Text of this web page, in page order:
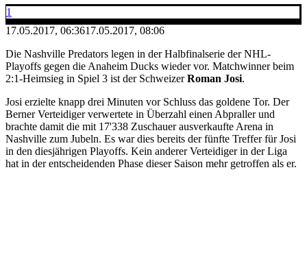
1
17.05.2017, 06:3617.05.2017, 08:06
Die Nashville Predators legen in der Halbfinalserie der NHL-
Playoffs gegen die Anaheim Ducks wieder vor. Matchwinner beim
2:1-Heimsieg in Spiel 3 ist der SchweizerRoman Josi.
Josi erzielte knapp drei Minuten vor Schluss das goldene Tor. Der
Berner Verteidiger verwertete in Überzahl einen Abpraller und
brachte damit die mit 17'338 Zuschauer ausverkaufte Arena in
Nashville zum Jubeln. Es war dies bereits der fünfte Treffer für Josi
in den diesjährigen Playoffs. Kein anderer Verteidiger in der Liga
hat in der entscheidenden Phase dieser Saison mehr getroffen als er.